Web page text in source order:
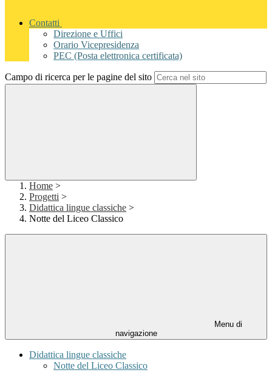
Contatti
Direzione e Uffici
Orario Vicepresidenza
PEC (Posta elettronica certificata)
Campo di ricerca per le pagine del sito
Home >
Progetti >
Didattica lingue classiche >
Notte del Liceo Classico
Menu di
navigazione
Didattica lingue classiche
Notte del Liceo Classico